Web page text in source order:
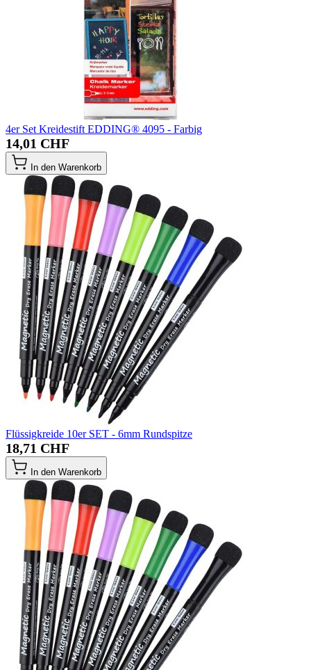
4er Set Kreidestift EDDING® 4095 - Farbig
14,01 CHF
In den Warenkorb
Flüssigkreide 10er SET - 6mm Rundspitze
18,71 CHF
In den Warenkorb